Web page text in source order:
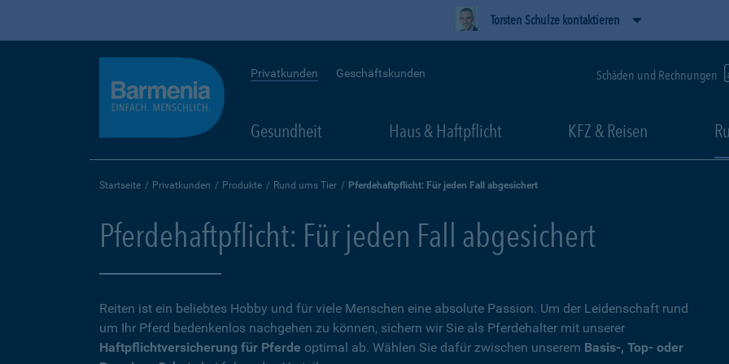
Torsten Schulze kontaktieren
Privatkunden Geschäftskunden Schäden und Rechnungen
Gesundheit Haus & Haftpflicht KFZ & Reisen
Startseite Privatkunden Produkte Rund ums Tier Pferdehaftpflicht: Für jeden Fall abgesichert
Pferdehaftpflicht: Für jeden Fall abgesichert
Reiten ist ein beliebtes Hobby und für viele Menschen eine absolute Passion. Um der Leidenschaft rund
um Ihr Pferd bedenkenlos nachgehen zu können, sichern wir Sie als Pferdehalter mit unserer
Haftpflichtversicherung für Pferde optimal ab. Wählen Sie dafür zwischen unserem Basis-, Top- oder